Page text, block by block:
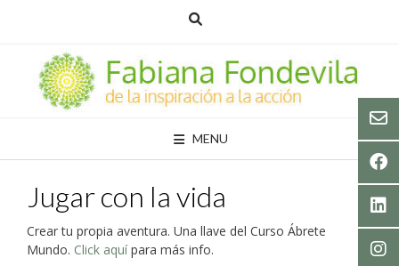
MENU
Jugar con la vida
Crear tu propia aventura. Una llave del Curso Ábrete
Mundo. Click aquípara más info.